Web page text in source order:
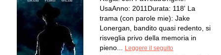
UsaAnno: 2011Durata: 118' La
trama (con parole mie): Jake
Lonergan, bandito quasi redento, si
risveglia privo della memoria in
pieno...
Leggere il seguito